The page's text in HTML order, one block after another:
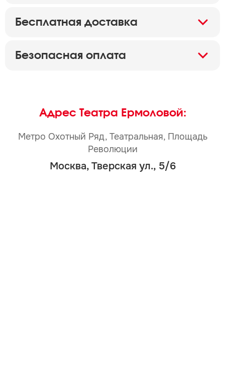
Бесплатная доставка
Безопасная оплата
Адрес Театра Ермоловой:
Метро Охотный Ряд, Театральная, Площадь
Революции
Москва, Тверская ул., 5/6